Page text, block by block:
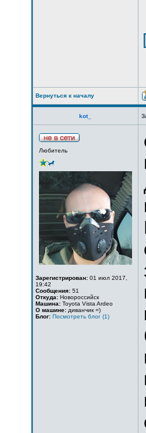
Вернуться к началу
kot_
Любитель
Зарегистрирован: 01 июл 2017,
19:42
Сообщения: 51
Откуда: Новороссийск
Машина: Toyota Vista Ardeo
О машине: диванчик =)
Блог: Посмотреть блог (1)